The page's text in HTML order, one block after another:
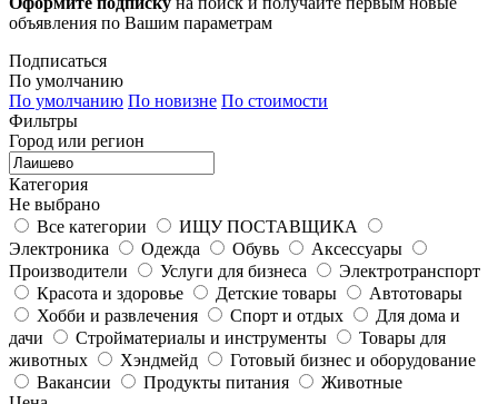
объявления по Вашим параметрам
Подписаться
По умолчанию
По умолчанию По новизне По стоимости
Фильтры
Город или регион
Категория
Не выбрано
Все категории
ИЩУ ПОСТАВЩИКА
Электроника
Одежда Обувь
Аксессуары
Производители
Услуги для бизнеса
Электротранспорт
Красота и здоровье
Детские товары
Автотовары
Хобби и развлечения
Спорт и отдых
Для дома и
дачи
Стройматериалы и инструменты
Товары для
животных
Хэндмейд
Готовый бизнес и оборудование
Вакансии
Продукты питания
Животные